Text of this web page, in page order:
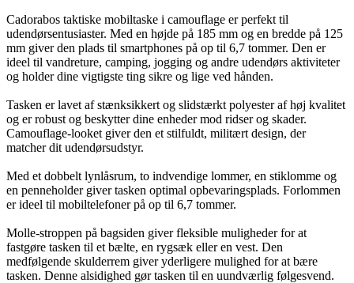
Cadorabos taktiske mobiltaske i camouflage er perfekt til
udendørsentusiaster. Med en højde på 185 mm og en bredde på 125
mm giver den plads til smartphones på op til 6,7 tommer. Den er
ideel til vandreture, camping, jogging og andre udendørs aktiviteter
og holder dine vigtigste ting sikre og lige ved hånden.
Tasken er lavet af stænksikkert og slidstærkt polyester af høj kvalitet
og er robust og beskytter dine enheder mod ridser og skader.
Camouflage-looket giver den et stilfuldt, militært design, der
matcher dit udendørsudstyr.
Med et dobbelt lynlåsrum, to indvendige lommer, en stiklomme og
en penneholder giver tasken optimal opbevaringsplads. Forlommen
er ideel til mobiltelefoner på op til 6,7 tommer.
Molle-stroppen på bagsiden giver fleksible muligheder for at
fastgøre tasken til et bælte, en rygsæk eller en vest. Den
medfølgende skulderrem giver yderligere mulighed for at bære
tasken. Denne alsidighed gør tasken til en uundværlig følgesvend.